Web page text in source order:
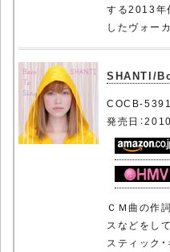
する2013年
したヴォー
SHANTI/
COCB-
発売日：
ＣＭ曲の作
スなどをし
スティック